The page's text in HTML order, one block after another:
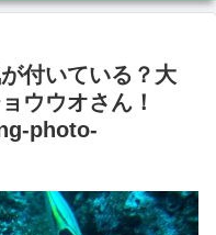
付いている？大
ウウオさん！
photo-